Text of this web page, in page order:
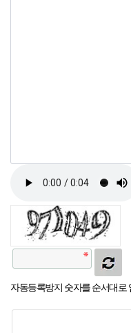
자동등록방지 숫자를 순서대로